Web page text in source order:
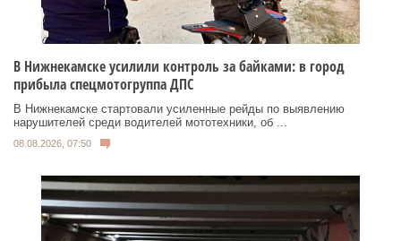
В Нижнекамске усилили контроль за байками: в город
прибыла спецмотогруппа ДПС
В Нижнекамске стартовали усиленные рейды по выявлению
нарушителей среди водителей мототехники, об ...
08.08.2026, 07:50